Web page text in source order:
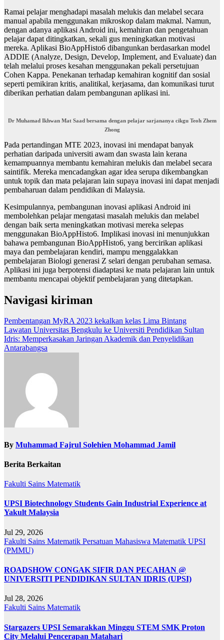
Ramai pelajar menghadapi masalah melukis dan melabel secara
manual apabila menggunakan mikroskop dalam makmal. Namun,
dengan adanya aplikasi Android ini, kemahiran dan pengetahuan
pelajar dapat ditingkatkan, sekali gus meningkatkan motivasi
mereka. Aplikasi BioAppHisto6 dibangunkan berdasarkan model
ADDIE (Analyze, Design, Develop, Implement, and Evaluate) dan
telah melalui proses kesahan menggunakan pekali persetujuan
Cohen Kappa. Penekanan terhadap kemahiran kognitif dan sosial
seperti pemikiran kritis, analitikal, kerjasama, dan komunikasi turut
diberikan perhatian dalam pembangunan aplikasi ini.
Dr Muhamad Ikhwan Mat Saad bersama dengan pelajar sarjananya cikgu Teoh Zhem
Zhong
Pada pertandingan MTE 2023, inovasi ini mendapat banyak
perhatian daripada universiti awam dan swasta lain kerana
kemampuannya membantu kemahiran melukis dan melabel secara
saintifik. Mereka mencadangkan agar idea serupa dikembangkan
untuk topik dan mata pelajaran lain supaya inovasi ini dapat menjadi
pembaharuan dalam pendidikan di Malaysia.
Kesimpulannya, pembangunan inovasi aplikasi Android ini
membolehkan pelajar mengatasi masalah melukis dan melabel
dengan baik serta meningkatkan motivasi mereka selepas
menggunakan BioAppHisto6. Implikasi inovasi ini menunjukkan
bahawa pembangunan BioAppHisto6, yang bercirikan aplikasi
maya dan pembelajaran kendiri, mampu menggalakkan
pembelajaran Biologi generasi Z selari dengan perubahan semasa.
Aplikasi ini juga berpotensi diadaptasi ke mata pelajaran lain untuk
membantu mencapai objektif pembelajaran yang ditetapkan.
Navigasi kiriman
Pembentangan MyRA 2023 kekalkan kelas Lima Bintang
Lawatan Universitas Bengkulu ke Universiti Pendidikan Sultan
Idris: Memperkasakan Jaringan Akademik dan Penyelidikan
Antarabangsa
By Muhammad Fajrul Solehien Mohammad Jamil
Berita Berkaitan
Fakulti Sains Matematik
UPSI Biotechnology Students Gain Industrial Experience at
Yakult Malaysia
Jul 29, 2026
Fakulti Sains Matematik Persatuan Mahasiswa Matematik UPSI
(PMMU)
ROADSHOW CONGAK SIFIR DAN PECAHAN @
UNIVERSITI PENDIDIKAN SULTAN IDRIS (UPSI)
Jul 28, 2026
Fakulti Sains Matematik
Stargazers UPSI Semarakkan Minggu STEM SMK Proton
City Melalui Pencerapan Matahari